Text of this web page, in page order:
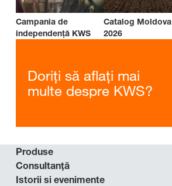
Campania de
independenţă KWS
Catalog Moldova
2026
Doriți să aflați mai
multe despre KWS?
Produse
Consultanţă
Istorii si evenimente